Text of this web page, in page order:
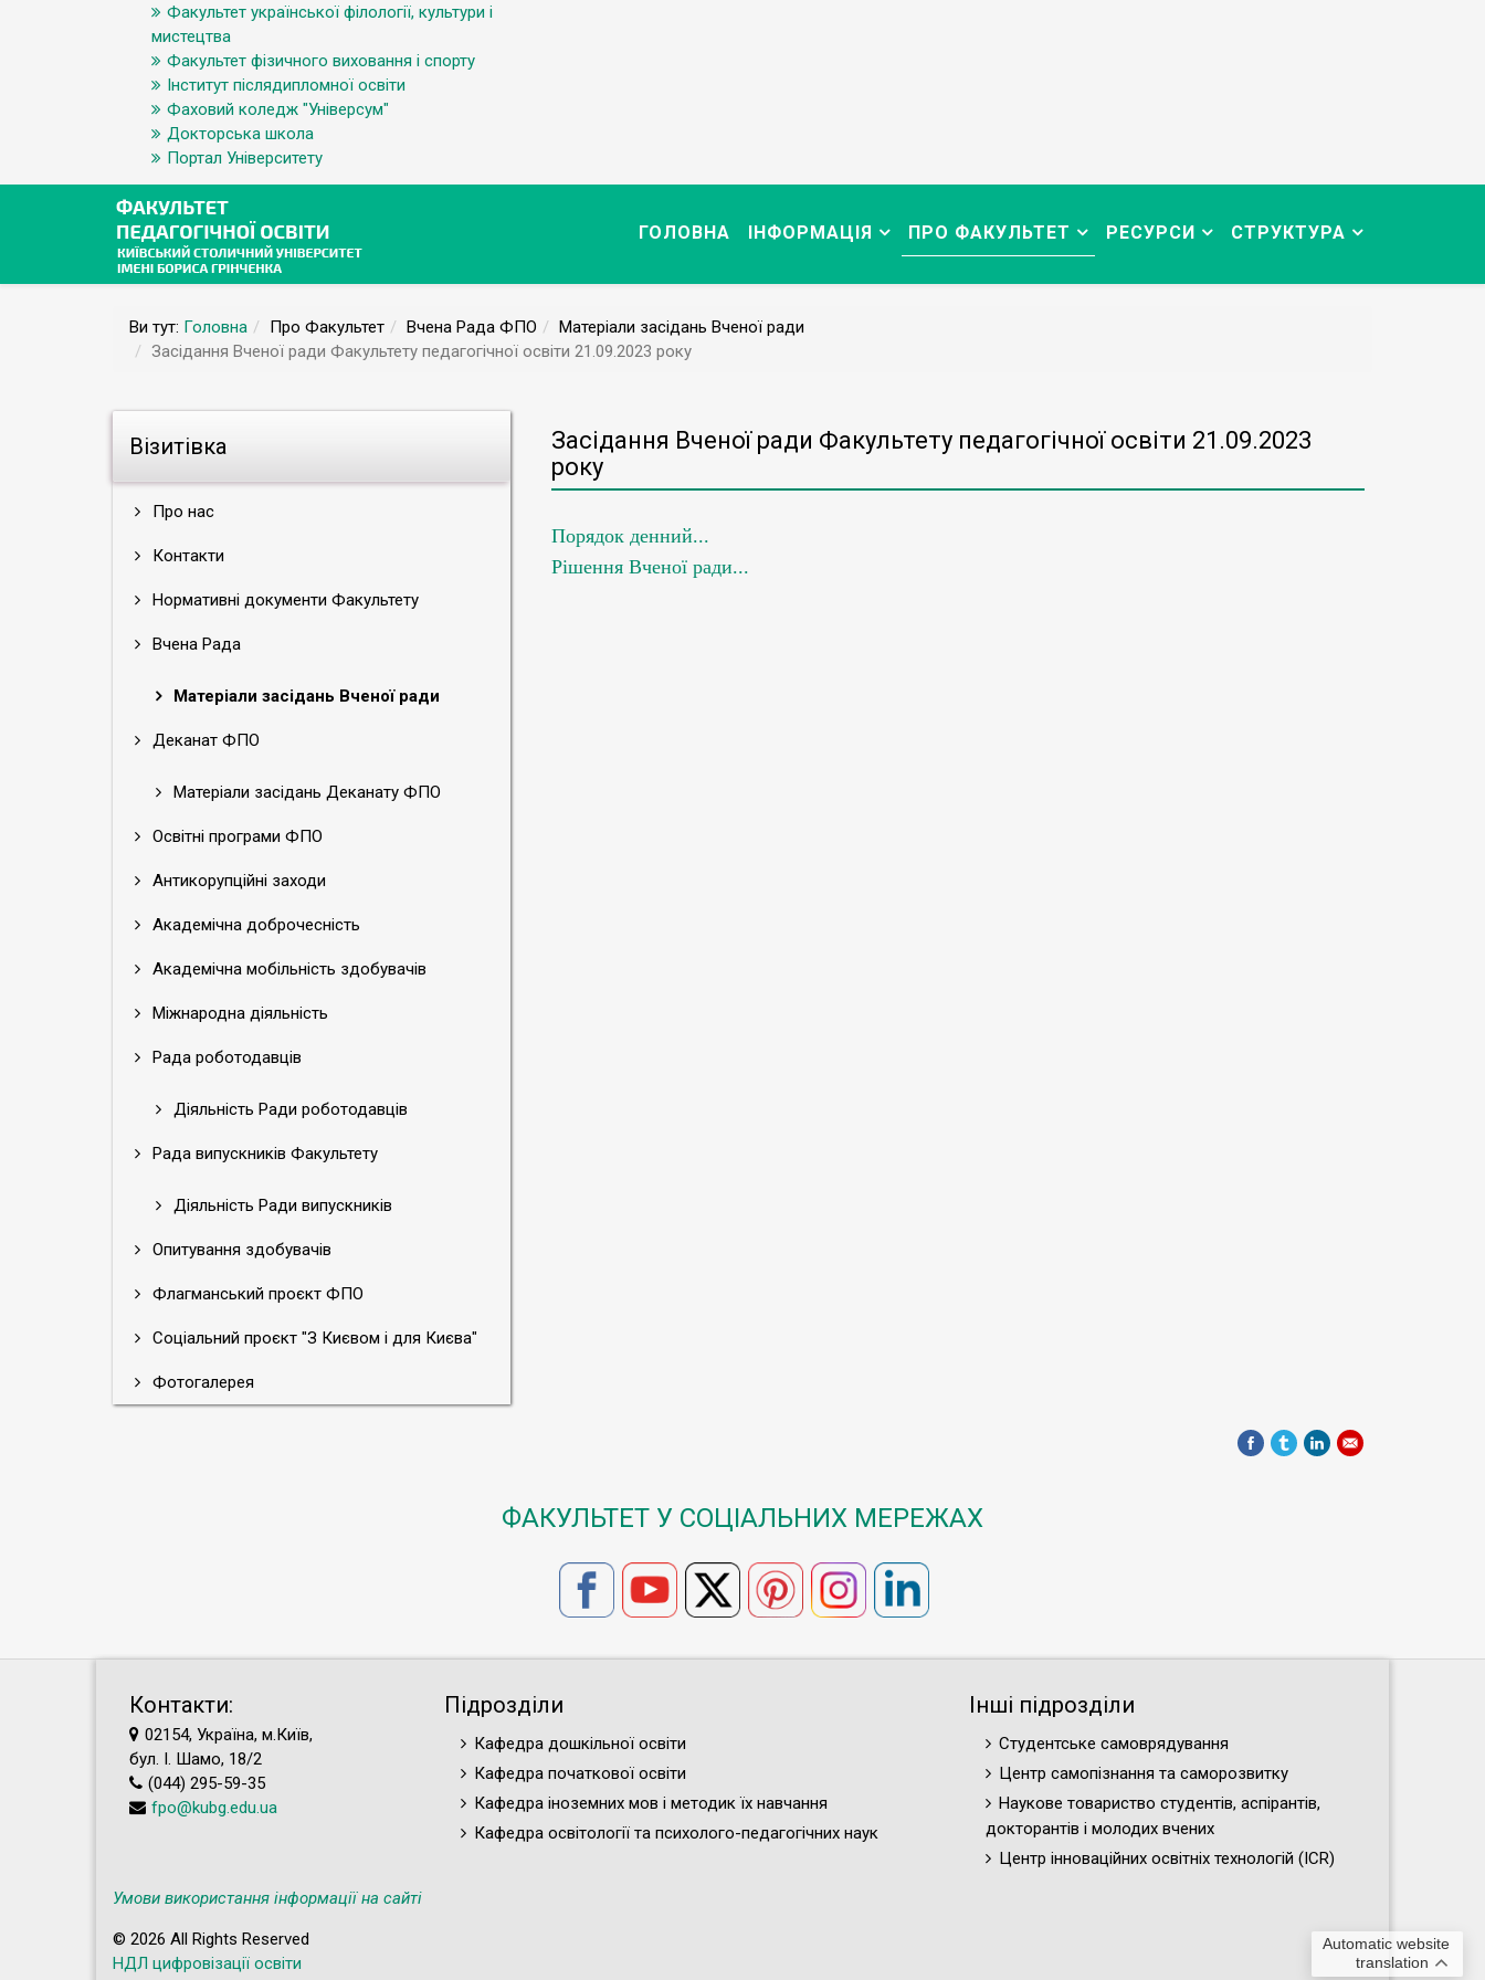
Факультет української філології, культури і
мистецтва
Факультет фізичного виховання і спорту
Інститут післядипломної освіти
Фаховий коледж "Універсум"
Докторська школа
Портал Університету
ГОЛОВНА ІНФОРМАЦІЯ ПРО ФАКУЛЬТЕТ РЕСУРСИ СТРУКТУРА
Ви тут: Головна Про Факультет Вчена Рада ФПО
Матеріали засідань Вченої ради
Засідання Вченої ради Факультету педагогічної освіти 21.09.2023 року
Візитівка
Про нас
Контакти
Нормативні документи Факультету
Вчена Рада
Матеріали засідань Вченої ради
Деканат ФПО
Матеріали засідань Деканату ФПО
Освітні програми ФПО
Антикорупційні заходи
Академічна доброчесність
Академічна мобільність здобувачів
Міжнародна діяльність
Рада роботодавців
Діяльність Ради роботодавців
Рада випускників Факультету
Діяльність Ради випускників
Опитування здобувачів
Флагманський проєкт ФПО
Соціальний проєкт "З Києвом і для Києва"
Фотогалерея
Засідання Вченої ради Факультету педагогічної освіти 21.09.2023
року
Порядок денний...
Рішення Вченої ради...
Automatic website
translation
ФАКУЛЬТЕТ У СОЦІАЛЬНИХ МЕРЕЖАХ
Контакти:
02154, Україна, м.Київ,
бул. І. Шамо, 18/2
(044) 295-59-35
fpo@kubg.edu.ua
Підрозділи
Кафедра дошкільної освіти
Кафедра початкової освіти
Кафедра іноземних мов і методик їх навчання
Кафедра освітології та психолого-педагогічних наук
Інші підрозділи
Студентське самоврядування
Центр самопізнання та саморозвитку
Наукове товариство студентів, аспірантів,
докторантів і молодих вчених
Центр інноваційних освітніх технологій (ICR)
Умови використання інформації на сайті
© 2026 All Rights Reserved
НДЛ цифровізації освіти